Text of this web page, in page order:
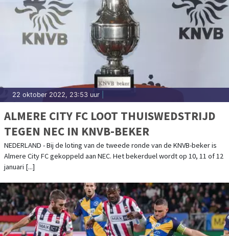
22 oktober 2022, 23:53 uur
ALMERE CITY FC LOOT THUISWEDSTRIJD
TEGEN NEC IN KNVB-BEKER
NEDERLAND - Bij de loting van de tweede ronde van de KNVB-beker is
Almere City FC gekoppeld aan NEC. Het bekerduel wordt op 10, 11 of 12
januari [...]